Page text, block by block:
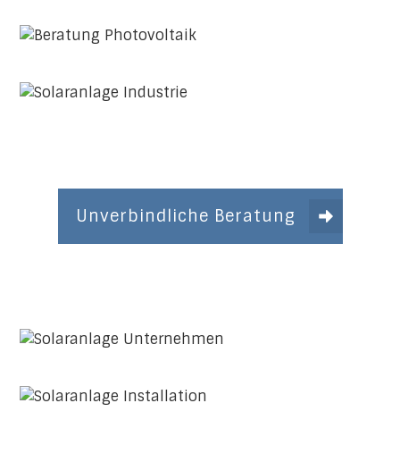
Unverbindliche Beratung